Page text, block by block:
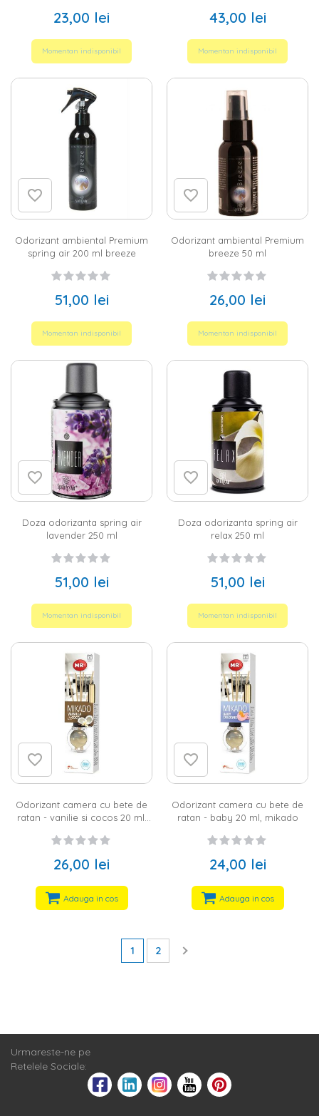
23,00 lei
Momentan indisponibil
43,00 lei
Momentan indisponibil
Odorizant ambiental Premium
spring air 200 ml breeze
51,00 lei
Momentan indisponibil
Odorizant ambiental Premium
breeze 50 ml
26,00 lei
Momentan indisponibil
Doza odorizanta spring air
lavender 250 ml
51,00 lei
Momentan indisponibil
Doza odorizanta spring air
relax 250 ml
51,00 lei
Momentan indisponibil
Odorizant camera cu bete de
ratan - vanilie si cocos 20 ml,
26,00 lei
Adauga in cos
Odorizant camera cu bete de
ratan - baby 20 ml, mikado
24,00 lei
Adauga in cos
1 2
Urmareste-ne pe
Retelele Sociale: